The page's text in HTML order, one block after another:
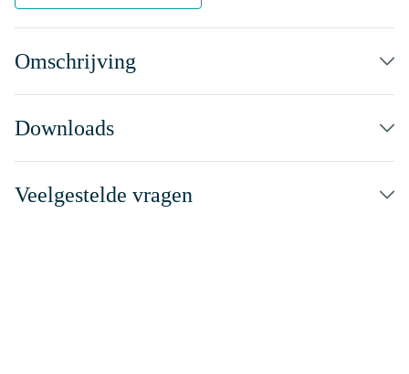
Omschrijving
Downloads
Veelgestelde vragen